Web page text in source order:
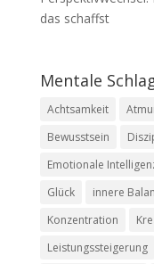
das schaffst
Mentale
Achtsamkeit
Bewusstsein
Emotionale
Glück
innere
Konzentration
Leistungssteigerung